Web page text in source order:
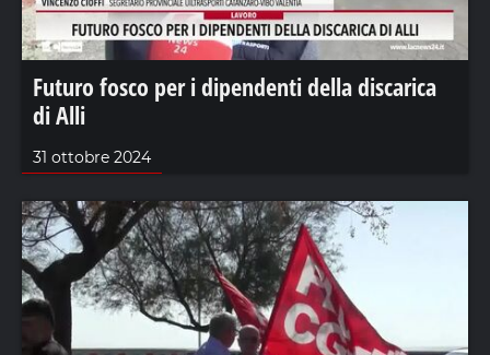
Futuro fosco per i dipendenti della discarica
di Alli
31 ottobre 2024